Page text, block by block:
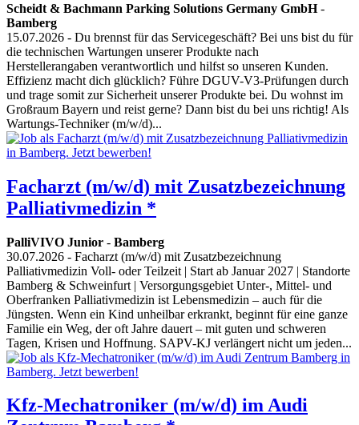
Scheidt & Bachmann Parking Solutions Germany GmbH-
Bamberg
15.07.2026 - Du brennst für das Servicegeschäft? Bei uns bist du für
die technischen Wartungen unserer Produkte nach
Herstellerangaben verantwortlich und hilfst so unseren Kunden.
Effizienz macht dich glücklich? Führe DGUV-V3-Prüfungen durch
und trage somit zur Sicherheit unserer Produkte bei. Du wohnst im
Großraum Bayern und reist gerne? Dann bist du bei uns richtig! Als
Wartungs-Techniker (m/w/d)...
Facharzt (m/w/d) mit Zusatzbezeichnung
Palliativmedizin *
PalliVIVO Junior - Bamberg
30.07.2026 - Facharzt (m/w/d) mit Zusatzbezeichnung
Palliativmedizin Voll- oder Teilzeit | Start ab Januar 2027 | Standorte
Bamberg & Schweinfurt | Versorgungsgebiet Unter-, Mittel- und
Oberfranken Palliativmedizin ist Lebensmedizin – auch für die
Jüngsten. Wenn ein Kind unheilbar erkrankt, beginnt für eine ganze
Familie ein Weg, der oft Jahre dauert – mit guten und schweren
Tagen, Krisen und Hoffnung. SAPV-KJ verlängert nicht um jeden...
Kfz-Mechatroniker (m/w/d) im Audi